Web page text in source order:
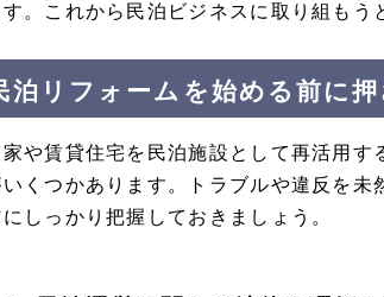
す。これから民泊ビジネスに取り組もう
泊リフォームを始める前に
家や賃貸住宅を民泊施設として再活用
いくつかあります。トラブルや違反を
しっかり把握しておきましょう。